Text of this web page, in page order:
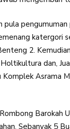
pula
katergori
2.
dan,
Komplek Asrama
Barokah
Sebanyak 5